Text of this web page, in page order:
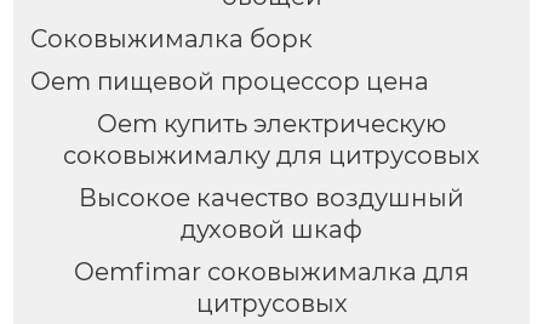
Соковыжималка борк
Oem пищевой процессор цена
Oem купить электрическую
соковыжималку для цитрусовых
Высокое качество воздушный
духовой шкаф
Oemfimar соковыжималка для
цитрусовых